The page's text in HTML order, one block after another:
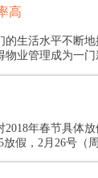
高
生活水平不断地
业管理成为一门
年春节具体
假，2月26号（